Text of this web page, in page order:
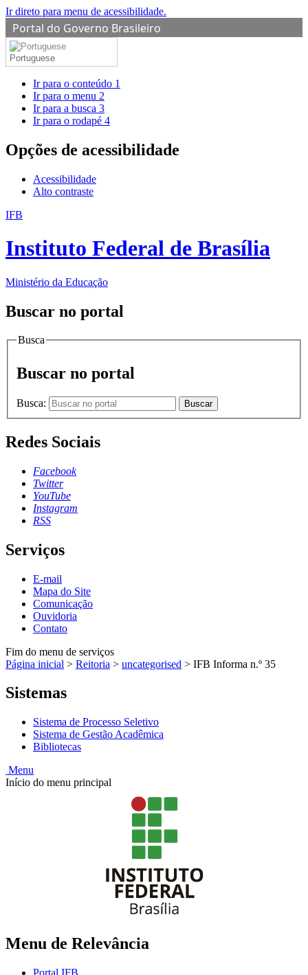
Ir direto para menu de acessibilidade.
Portal do Governo Brasileiro
Portuguese
Ir para o conteúdo 1
Ir para o menu 2
Ir para a busca 3
Ir para o rodapé 4
Opções de acessibilidade
Acessibilidade
Alto contraste
IFB
Instituto Federal de Brasília
Ministério da Educação
Buscar no portal
Busca
Buscar no portal
Busca: Buscar
Redes Sociais
Facebook
Twitter
YouTube
Instagram
RSS
Serviços
E-mail
Mapa do Site
Comunicação
Ouvidoria
Contato
Fim do menu de serviços
Página inicial > Reitoria > uncategorised > IFB Informa n.º 35
Sistemas
Sistema de Processo Seletivo
Sistema de Gestão Acadêmica
Bibliotecas
Menu
Início do menu principal
Menu de Relevância
Portal IFB